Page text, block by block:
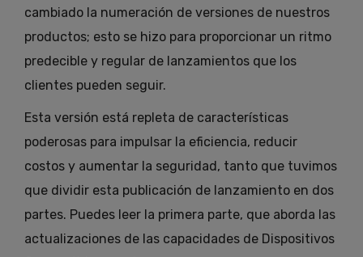
cambiado la numeración de versiones de nuestros
productos; esto se hizo para proporcionar un ritmo
predecible y regular de lanzamientos que los
clientes pueden seguir.
Esta versión está repleta de características
poderosas para impulsar la eficiencia, reducir
costos y aumentar la seguridad, tanto que tuvimos
que dividir esta publicación de lanzamiento en dos
partes. Puedes leer la primera parte, que aborda las
actualizaciones de las capacidades de Dispositivos